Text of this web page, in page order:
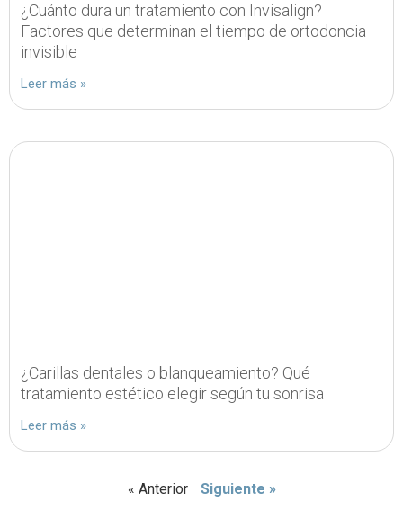
¿Cuánto dura un tratamiento con Invisalign?
Factores que determinan el tiempo de ortodoncia
invisible
Leer más »
¿Carillas dentales o blanqueamiento? Qué
tratamiento estético elegir según tu sonrisa
Leer más »
« Anterior Siguiente »